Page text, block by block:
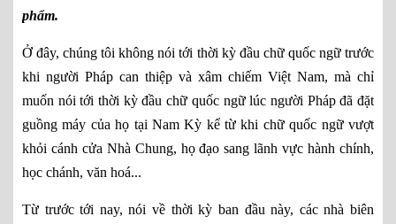
phẩm.
Ở đây, chúng tôi không nói tới thời kỳ đầu chữ quốc ngữ trước
khi người Pháp can thiệp và xâm chiếm Việt Nam, mà chỉ
muốn nói tới thời kỳ đầu chữ quốc ngữ lúc người Pháp đã đặt
guồng máy của họ tại Nam Kỳ kể từ khi chữ quốc ngữ vượt
khỏi cánh cửa Nhà Chung, họ đạo sang lãnh vực hành chính,
học chánh, văn hoá...
Từ trước tới nay, nói về thời kỳ ban đầu này, các nhà biên